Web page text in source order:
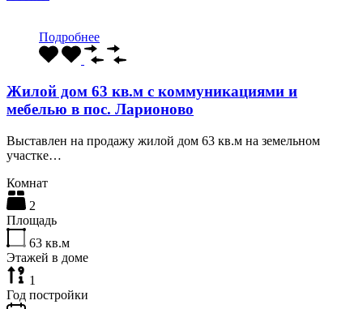
Подробнее
Жилой дом 63 кв.м с коммуникациями и
мебелью в пос. Ларионово
Выставлен на продажу жилой дом 63 кв.м на земельном
участке…
Комнат
2
Площадь
63 кв.м
Этажей в доме
1
Год постройки